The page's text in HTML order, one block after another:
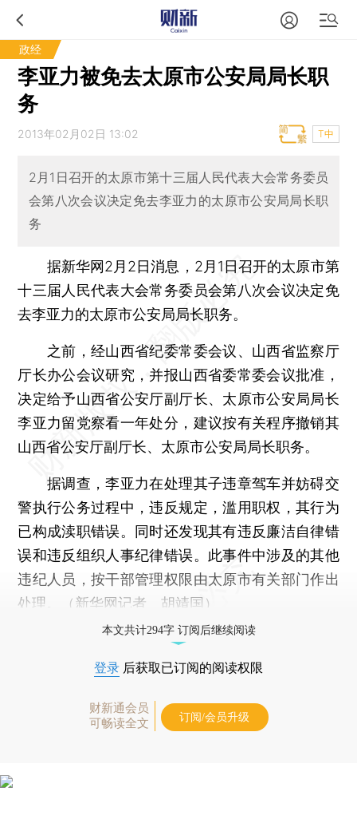
政经
李亚力被免去太原市公安局局长职
务
2013年02月02日 13:02 T中
2月1日召开的太原市第十三届人民代表大会常务委员
会第八次会议决定免去李亚力的太原市公安局局长职
务
据新华网2月2日消息，2月1日召开的太原市第
十三届人民代表大会常务委员会第八次会议决定免
去李亚力的太原市公安局局长职务。
之前，经山西省纪委常委会议、山西省监察厅
厅长办公会议研究，并报山西省委常委会议批准，
决定给予山西省公安厅副厅长、太原市公安局局长
李亚力留党察看一年处分，建议按有关程序撤销其
山西省公安厅副厅长、太原市公安局局长职务。
据调查，李亚力在处理其子违章驾车并妨碍交
警执行公务过程中，违反规定，滥用职权，其行为
已构成渎职错误。同时还发现其有违反廉洁自律错
误和违反组织人事纪律错误。此事件中涉及的其他
违纪人员，按干部管理权限由太原市有关部门作出
处理。（新华网记者 胡靖国）
本文共计294字 订阅后继续阅读
登录 后获取已订阅的阅读权限
财新通会员
可畅读全文
订阅/会员升级